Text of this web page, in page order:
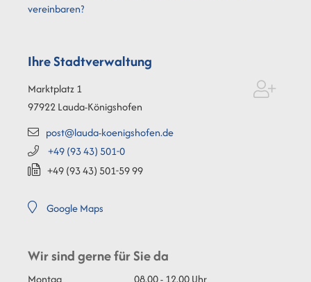
vereinbaren?
Ihre Stadtverwaltung
Marktplatz 1
97922Lauda-Königshofen
post@lauda-koenigshofen.de
+49 (9343) 501-0
+49 (9343) 501-5999
Google Maps
Wir sind gerne für Sie da
Montag
08.00 - 12.00 Uhr